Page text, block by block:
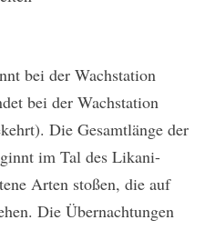
bei der Wachstation
bei der Wachstation
Die Gesamtlänge der
im Tal des Likani-
Arten stoßen, die auf
Die Übernachtungen